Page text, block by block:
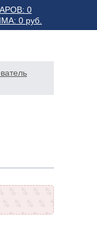
0
0 руб.